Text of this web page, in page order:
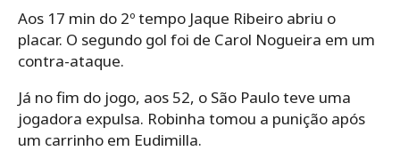
Aos 17 min do 2º tempo Jaque Ribeiro abriu o
placar. O segundo gol foi de Carol Nogueira em um
contra-ataque.
Já no fim do jogo, aos 52, o São Paulo teve uma
jogadora expulsa. Robinha tomou a punição após
um carrinho em Eudimilla.